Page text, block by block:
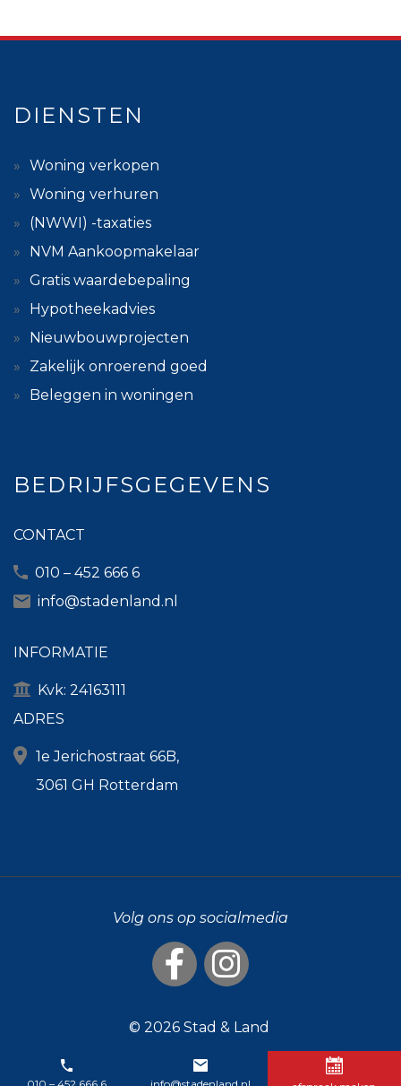
DIENSTEN
Woning verkopen
Woning verhuren
(NWWI) -taxaties
NVM Aankoopmakelaar
Gratis waardebepaling
Hypotheekadvies
Nieuwbouwprojecten
Zakelijk onroerend goed
Beleggen in woningen
BEDRIJFSGEGEVENS
CONTACT
010 – 452 666 6
info@stadenland.nl
INFORMATIE
Kvk: 24163111
ADRES
1e Jerichostraat 66B,
3061 GH Rotterdam
Volg ons op socialmedia
© 2026 Stad & Land